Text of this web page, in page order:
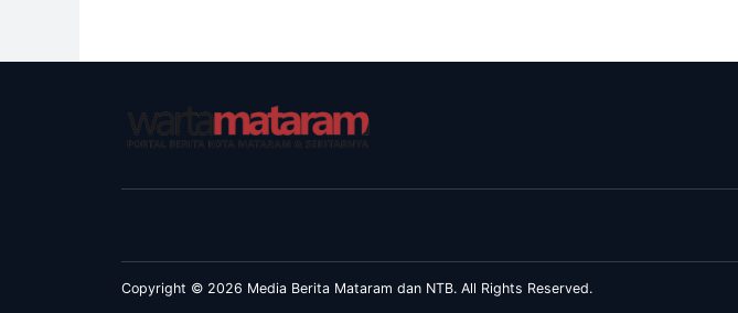
Copyright © 2026 Media Berita Mataram dan NTB. All Rights Reserved.